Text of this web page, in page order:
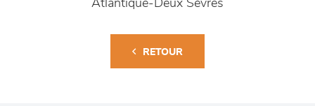
Atlantique-Deux Sèvres
RETOUR